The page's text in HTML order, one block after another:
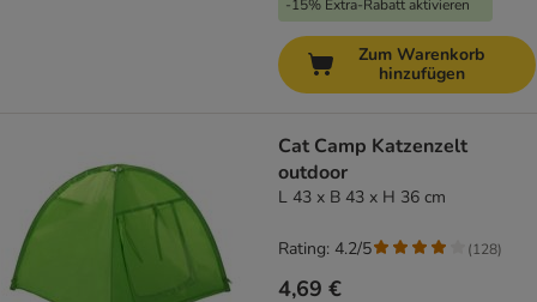
-15% Extra-Rabatt aktivieren
Zum Warenkorb
hinzufügen
Cat Camp Katzenzelt
outdoor
L 43 x B 43 x H 36 cm
4,69 €
Rating: 4.2/5 (128)